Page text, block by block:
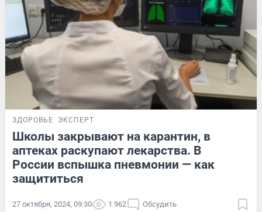
ЗДОРОВЬЕ ЭКСПЕРТ
Школы закрывают на карантин, в
аптеках раскупают лекарства. В
России вспышка пневмонии — как
защититься
27 октября, 2024, 09:30 1 962 Обсудить